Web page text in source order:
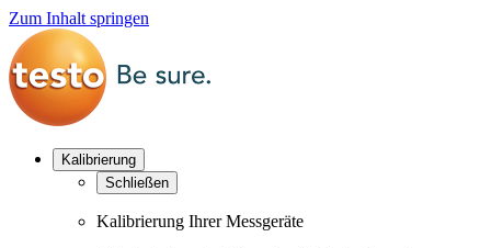
Zum Inhalt springen
Kalibrierung
Schließen
Kalibrierung Ihrer Messgeräte